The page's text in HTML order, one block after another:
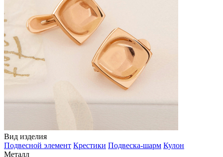
Вид изделия
Подвесной элемент Крестики Подвеска-шарм Кулон
Металл